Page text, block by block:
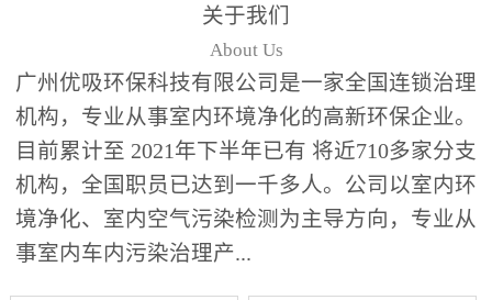
关于我们
About Us
广州优吸环保科技有限公司是一家全国连锁治理
机构，专业从事室内环境净化的高新环保企业。
目前累计至 2021年下半年已有 将近710多家分支
机构，全国职员已达到一千多人。公司以室内环
境净化、室内空气污染检测为主导方向，专业从
事室内车内污染治理产...